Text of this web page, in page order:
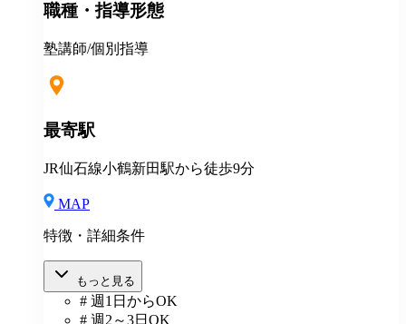
職種・指導形態
塾講師/個別指導
最寄駅
JR仙石線小鶴新田駅から徒歩9分
MAP
特徴・詳細条件
もっと見る
# 週1日からOK
# 週2～3日OK